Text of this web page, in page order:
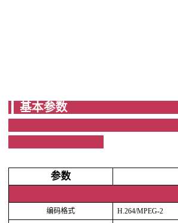
基本
参数
编码格式 H.264/MPEG-2